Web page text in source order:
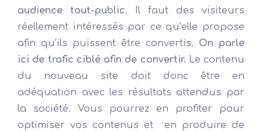
audience tout-public. Il faut des visiteurs
réellement intéressés par ce qu’elle propose
afin qu’ils puissent être convertis. On parle
ici de trafic ciblé afin de convertir. Le contenu
du nouveau site doit donc être en
adéquation avec les résultats attendus par
la société. Vous pourrez en profiter pour
optimiser vos contenus et en produire de